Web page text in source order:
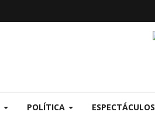
POLÍTICA ESPECTÁCULOS